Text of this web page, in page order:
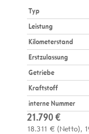
Typ
Leistung
Kilometerstand
Erstzulassung
Getriebe
Kraftstoff
interne Nummer
21.790 €
18.311 € (Netto)